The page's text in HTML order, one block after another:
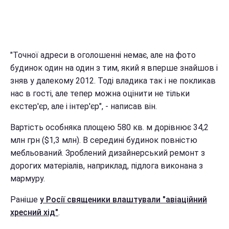
"Точної адреси в оголошенні немає, але на фото
будинок один на один з тим, який я вперше знайшов і
зняв у далекому 2012. Тоді владика так і не покликав
нас в гості, але тепер можна оцінити не тільки
екстер'єр, але і інтер'єр", - написав він.
Вартість особняка площею 580 кв. м дорівнює 34,2
млн грн ($1,3 млн). В середині будинок повністю
мебльований. Зроблений дизайнерський ремонт з
дорогих матеріалів, наприклад, підлога виконана з
мармуру.
Раніше у Росії священики влаштували "авіаційний
хресний хід".